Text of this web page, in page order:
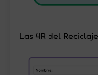
Las 4R del Reciclaje